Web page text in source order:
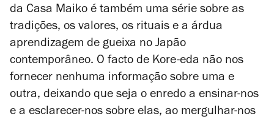
da Casa Maiko é também uma série sobre as
tradições, os valores, os rituais e a árdua
aprendizagem de gueixa no Japão
contemporâneo. O facto de Kore-eda não nos
fornecer nenhuma informação sobre uma e
outra, deixando que seja o enredo a ensinar-nos
e a esclarecer-nos sobre elas, ao mergulhar-nos